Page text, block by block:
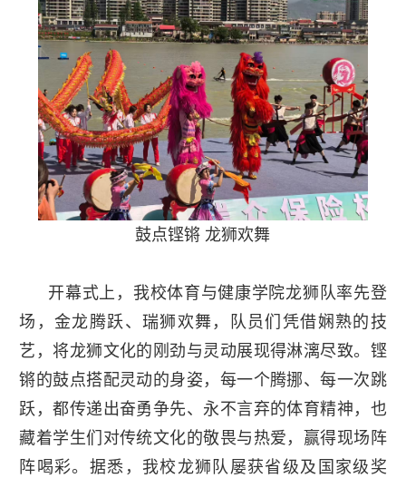
鼓点铿锵 龙狮欢舞
开幕式上，我校体育与健康学院龙狮队率先登
场，金龙腾跃、瑞狮欢舞，队员们凭借娴熟的技
艺，将龙狮文化的刚劲与灵动展现得淋漓尽致。铿
锵的鼓点搭配灵动的身姿，每一个腾挪、每一次跳
跃，都传递出奋勇争先、永不言弃的体育精神，也
藏着学生们对传统文化的敬畏与热爱，赢得现场阵
阵喝彩。据悉，我校龙狮队屡获省级及国家级奖